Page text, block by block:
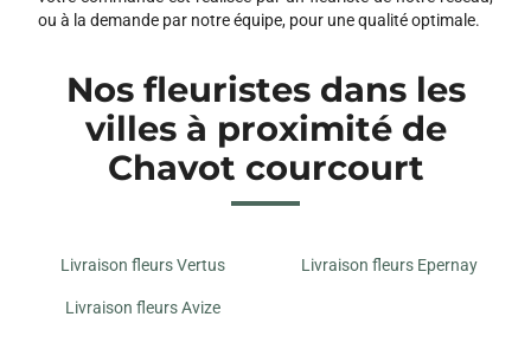
ou à la demande par notre équipe, pour une qualité optimale.
Nos fleuristes dans les
villes à proximité de
Chavot courcourt
Livraison fleurs Vertus Livraison fleurs Epernay
Livraison fleurs Avize